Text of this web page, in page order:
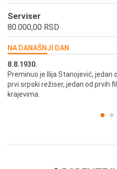
Serviser
80.000,00 RSD
NA DANAŠNJI DAN
8.8.1930.
Preminuo je Ilija Stanojević,
prvi srpski režiser, jedan od prvih
krajevima.